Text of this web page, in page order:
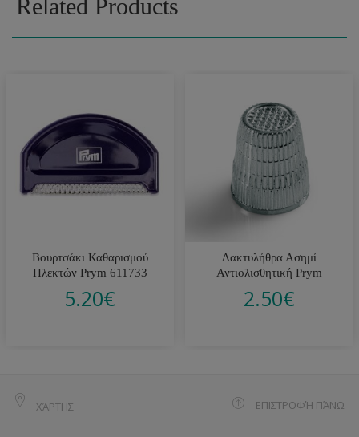
Related Products
Βουρτσάκι Καθαρισμού
Πλεκτών Prym 611733
5.20€
Δακτυλήθρα Ασημί
Αντιολισθητική Prym
2.50€
ΧΆΡΤΗΣ ΕΠΙΣΤΡΟΦΉ ΠΆΝΩ